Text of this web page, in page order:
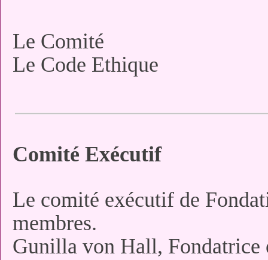
Le Comité
Le Code Ethique
Comité Exécutif
Le comité exécutif de
membres.
Gunilla von Hall, Fondatrice